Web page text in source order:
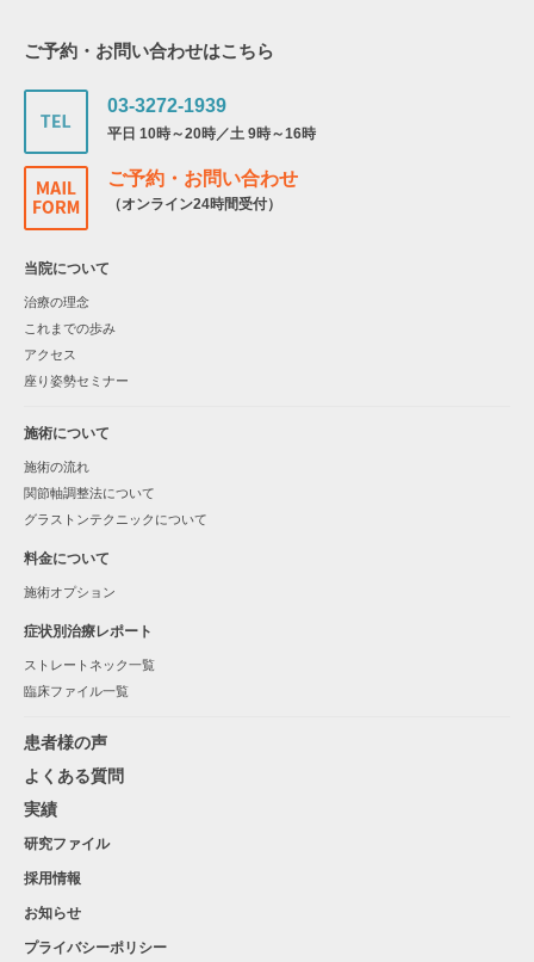
ご予約・お問い合わせはこちら
03-3272-1939
平日 10時～20時／土 9時～16時
ご予約・お問い合わせ
（オンライン24時間受付）
当院について
治療の理念
これまでの歩み
アクセス
座り姿勢セミナー
施術について
施術の流れ
関節軸調整法について
グラストンテクニックについて
料金について
施術オプション
症状別治療レポート
ストレートネック一覧
臨床ファイル一覧
患者様の声
よくある質問
実績
研究ファイル
採用情報
お知らせ
プライバシーポリシー